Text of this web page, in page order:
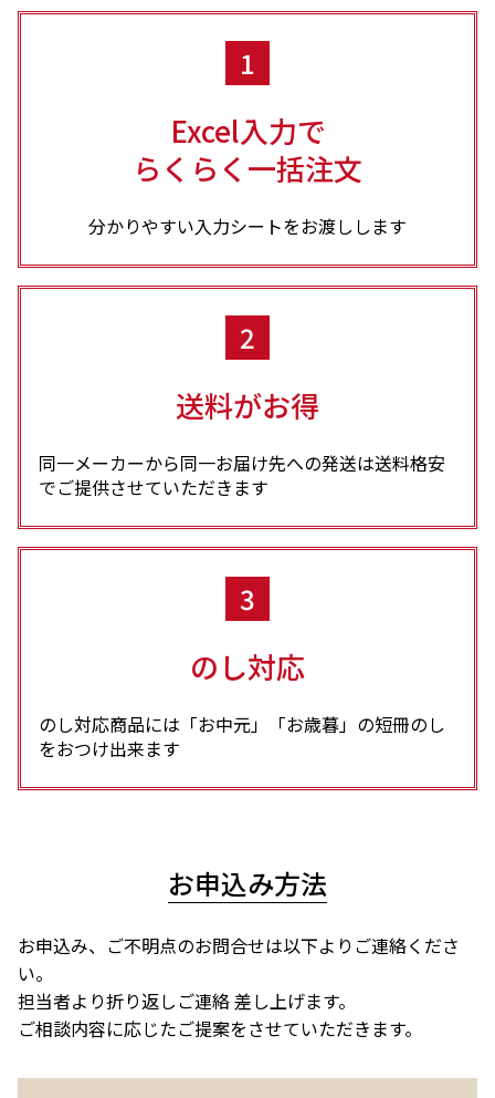
1
Excel入力で
らくらく一括注文
分かりやすい入力シートをお渡しします
2
送料がお得
同一メーカーから同一お届け先への発送は送料格安
でご提供させていただきます
3
のし対応
のし対応商品には「お中元」「お歳暮」の短冊のし
をおつけ出来ます
お申込み方法
お申込み、ご不明点のお問合せは以下よりご連絡くださ
い。
担当者より折り返しご連絡 差し上げます。
ご相談内容に応じたご提案をさせていただきます。